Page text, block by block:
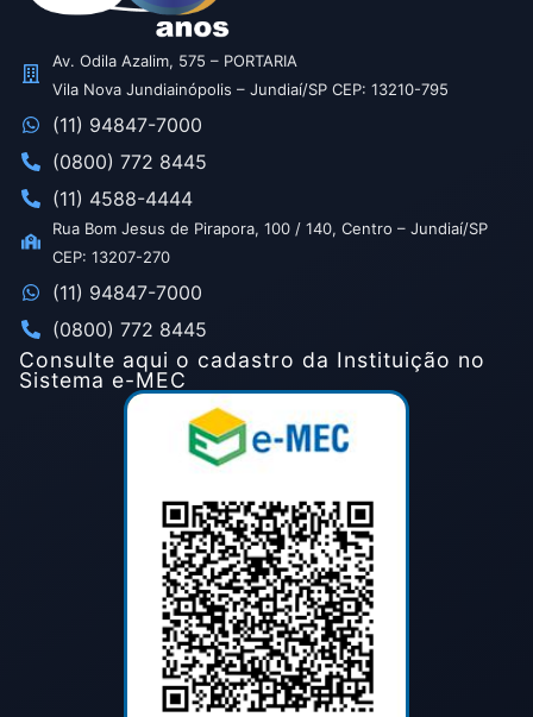
Av. Odila Azalim, 575 – PORTARIA
Vila Nova Jundiainópolis – Jundiaí/SP CEP: 13210-795
(11) 94847-7000
(0800) 772 8445
(11) 4588-4444
Rua Bom Jesus de Pirapora, 100 / 140, Centro – Jundiaí/SP
CEP: 13207-270
(11) 94847-7000
(0800) 772 8445
Consulte aqui o cadastro da Instituição no
Sistema e-MEC